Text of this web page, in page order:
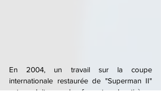
En 2004, un travail sur la coupe
internationale restaurée de "Superman II"
est produite par des fans et a abouti à sa